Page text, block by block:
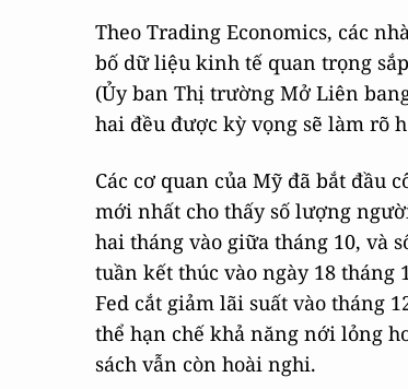
Theo Trading Economics, các
bố dữ liệu kinh tế quan trọng
(Ủy ban Thị trường Mở Liên
hai đều được kỳ vọng sẽ làm rõ
Các cơ quan của Mỹ đã bắt đầu
mới nhất cho thấy số lượng
hai tháng vào giữa tháng 10, và
tuần kết thúc vào ngày 18 tháng
Fed cắt giảm lãi suất vào tháng
thể hạn chế khả năng nới lỏng
sách vẫn còn hoài nghi.